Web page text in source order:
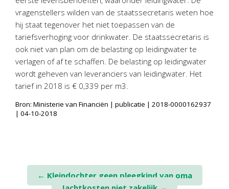
Online boekhouden
Nieuws&informatie
Nieuwsbrief
Nieuwsoverzicht
Downloads
Avanti Online
vragenstellers wilden van de staatssecretaris weten hoe
hij staat tegenover het niet toepassen van de
tariefsverhoging voor drinkwater. De staatssecretaris is
ook niet van plan om de belasting op leidingwater te
verlagen of af te schaffen. De belasting op leidingwater
wordt geheven van leveranciers van leidingwater. Het
tarief in 2018 is € 0,339 per m3.
Bron: Ministerie van Financiën | publicatie | 2018-0000162937
| 04-10-2018
← Kleindochter geen pleegkind van oma